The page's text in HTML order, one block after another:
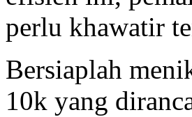
perlu khawatir
Bersiaplah
10k yang